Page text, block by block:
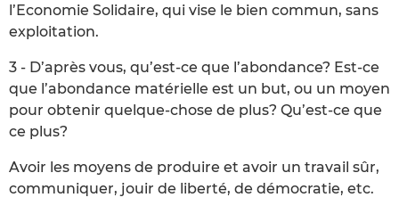
l’Economie Solidaire, qui vise le bien commun, sans
exploitation.
3 - D’après vous, qu’est-ce que l’abondance? Est-ce
que l’abondance matérielle est un but, ou un moyen
pour obtenir quelque-chose de plus? Qu’est-ce que
ce plus?
Avoir les moyens de produire et avoir un travail sûr,
communiquer, jouir de liberté, de démocratie, etc.